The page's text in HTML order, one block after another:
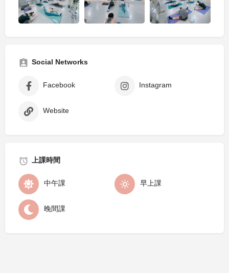
Social Networks
Facebook Instagram
Website
上課時間
中午課 早上課
晚間課